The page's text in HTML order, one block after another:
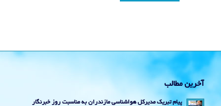
آخرین مطالب
پیام تبریک مدیرکل هواشناسی مازندران به مناسبت روز خبرنگار